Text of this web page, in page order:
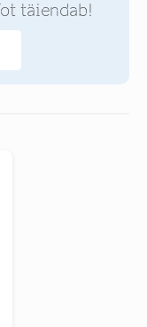
täiendab!